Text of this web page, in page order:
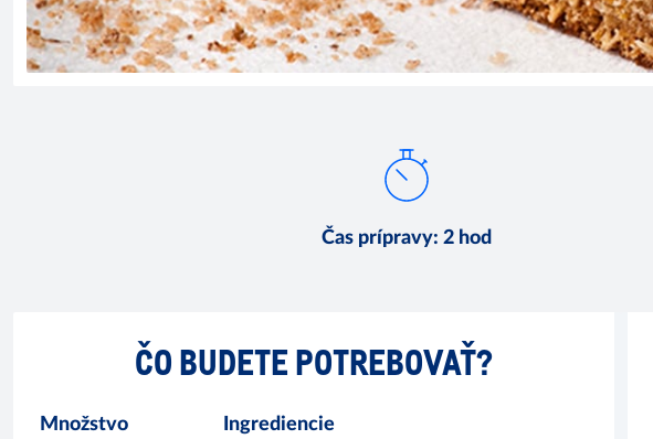
Čas prípravy:2 hod
ČO BUDETE POTREBOVAŤ?
Množstvo Ingrediencie